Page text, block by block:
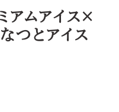
アムアイス×
つとアイス